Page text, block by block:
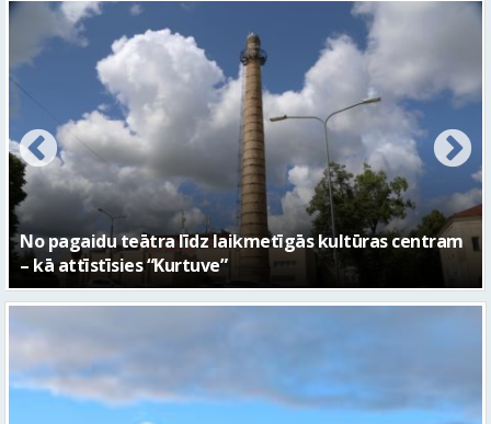
centram
FOTO: Ar daudzveidīgiem notikumiem
Valmieras 743. dzimšanas diena